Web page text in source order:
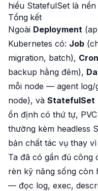
hiểu StatefulSet là
Tổng kết
Ngoài Deployment
Kubernetes có: Job
migration, batch),
backup hằng đêm),
mỗi node — agent log/
node), và StatefulSet
ổn định có thứ tự,
thường kèm headless
bản chất tác vụ thay
Ta đã có gần đủ công
rèn kỹ năng sống còn
— đọc log, exec,